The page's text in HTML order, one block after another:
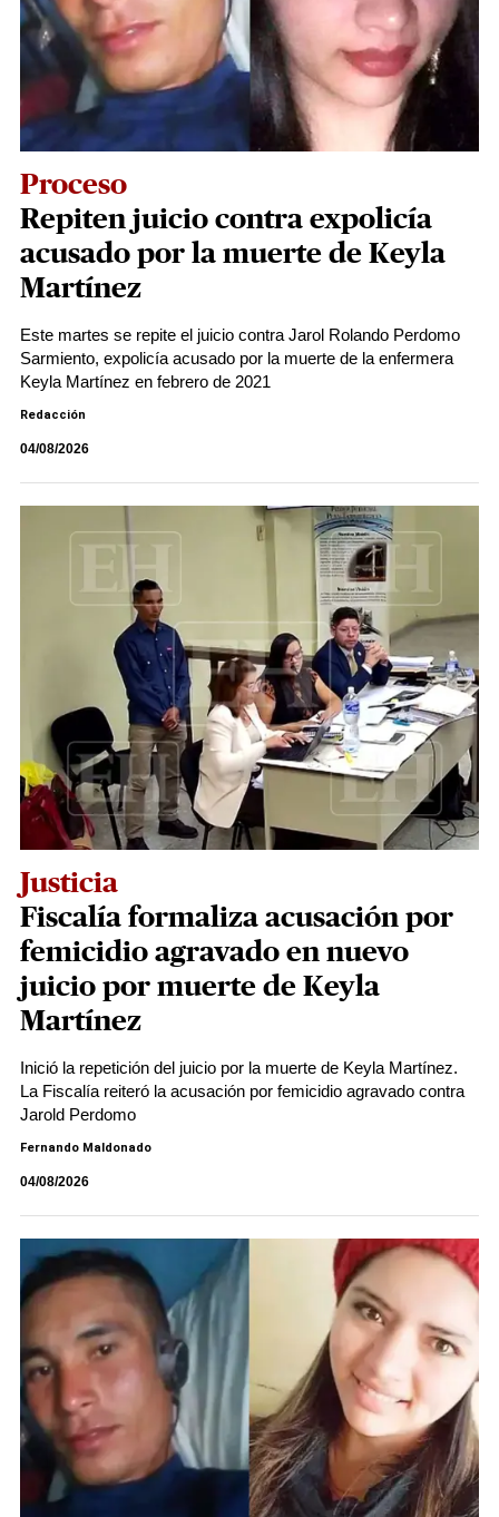
Proceso
Repiten juicio contra expolicía
acusado por la muerte de Keyla
Martínez
Este martes se repite el juicio contra Jarol Rolando Perdomo
Sarmiento, expolicía acusado por la muerte de la enfermera
Keyla Martínez en febrero de 2021
Redacción
04/08/2026
Justicia
Fiscalía formaliza acusación por
femicidio agravado en nuevo
juicio por muerte de Keyla
Martínez
Inició la repetición del juicio por la muerte de Keyla Martínez.
La Fiscalía reiteró la acusación por femicidio agravado contra
Jarold Perdomo
Fernando Maldonado
04/08/2026